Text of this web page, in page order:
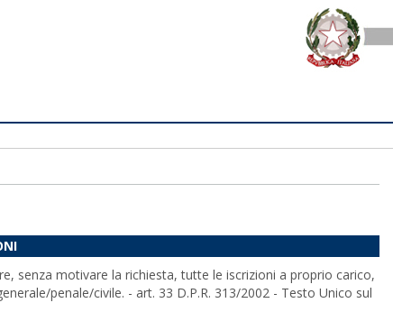
senza motivare la richiesta, tutte le iscrizioni a proprio carico,
penale/civile. - art. 33 D.P.R. 313/2002 - Testo Unico sul